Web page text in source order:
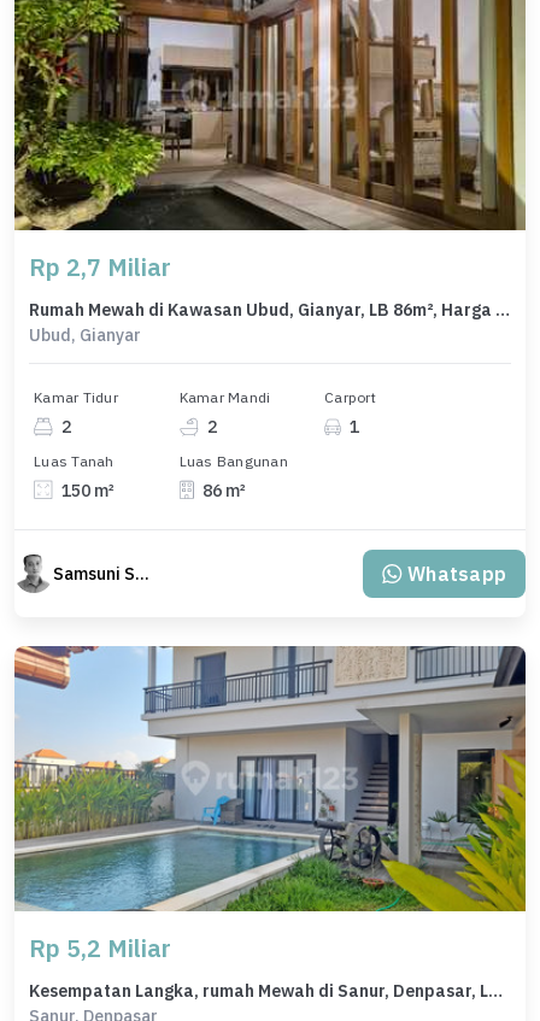
Rp 2,7 Miliar
Rumah Mewah di Kawasan Ubud, Gianyar, LB 86m², Harga 2,7 Miliar
Ubud, Gianyar
Kamar Tidur
2
Kamar Mandi
2
Carport
1
Luas Tanah
150 m²
Luas Bangunan
86 m²
Samsuni Samsuni Whatsapp
Rp 5,2 Miliar
Kesempatan Langka, rumah Mewah di Sanur, Denpasar, LB 250m²
Sanur, Denpasar